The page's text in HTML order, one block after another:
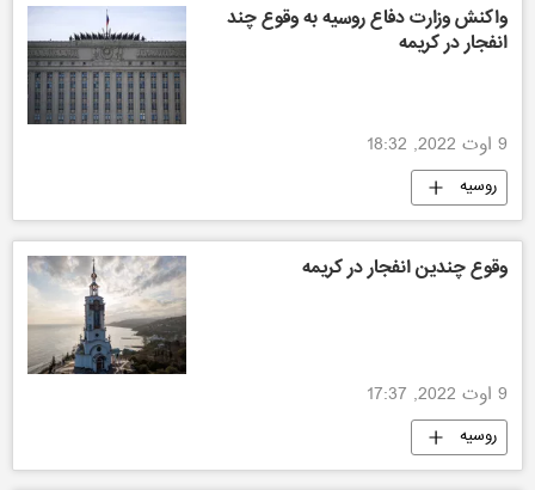
واکنش وزارت دفاع روسیه به وقوع چند
انفجار در کریمه
9 اوت 2022, 18:32
روسیه
وقوع چندین انفجار در کریمه
9 اوت 2022, 17:37
روسیه